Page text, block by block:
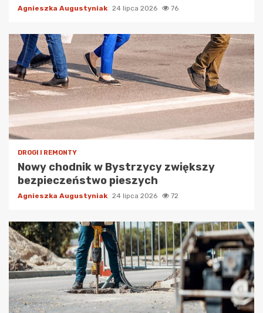
Agnieszka Augustyniak 24 lipca 2026 76
DROGI I REMONTY
Nowy chodnik w Bystrzycy zwiększy
bezpieczeństwo pieszych
Agnieszka Augustyniak 24 lipca 2026 72